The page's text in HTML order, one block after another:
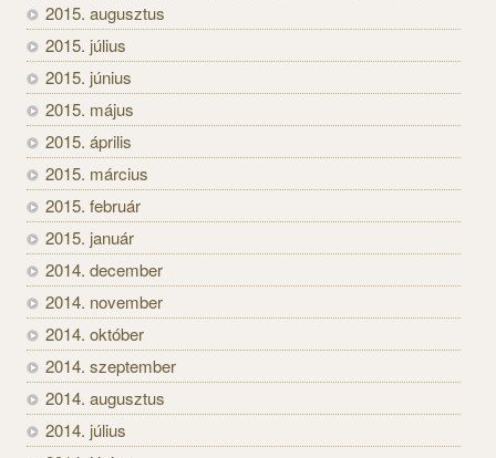
2015. augusztus
2015. július
2015. június
2015. május
2015. április
2015. március
2015. február
2015. január
2014. december
2014. november
2014. október
2014. szeptember
2014. augusztus
2014. július